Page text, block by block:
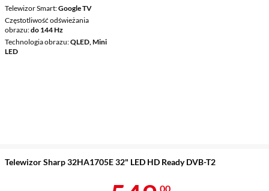
Telewizor Smart Google TV
Częstotliwość odświeżania
obrazu do 144 Hz
Technologia obrazu QLED, Mini
LED
Telewizor Sharp 32HA1705E 32" LED HD Ready DVB-T2
00